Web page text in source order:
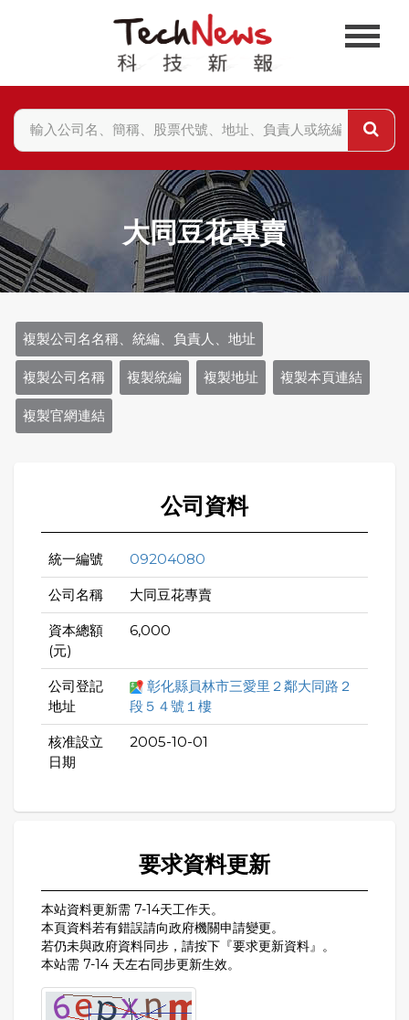
大同豆花專賣
複製公司名名稱、統編、負責人、地址
複製公司名稱 複製統編 複製地址 複製本頁連結
複製官網連結
公司資料
統一編號 09204080
公司名稱 大同豆花專賣
資本總額
(元)
6,000
公司登記
地址
彰化縣員林市三愛里２鄰大同路２
段５４號１樓
核准設立
日期
2005-10-01
要求資料更新
本站資料更新需 7-14天工作天。
本頁資料若有錯誤請向政府機關申請變更。
若仍未與政府資料同步，請按下『要求更新資料』。
本站需 7-14 天左右同步更新生效。